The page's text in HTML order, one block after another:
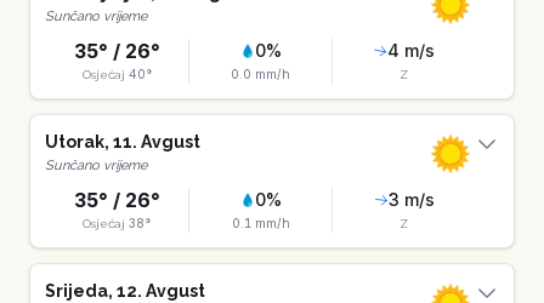
Sunčano vrijeme
35° / 26°
Osjećaj 40°
0%
0.0 mm/h
4 m/s
Z
Utorak, 11. Avgust
Sunčano vrijeme
35° / 26°
Osjećaj 38°
0%
0.1 mm/h
3 m/s
Z
Srijeda, 12. Avgust